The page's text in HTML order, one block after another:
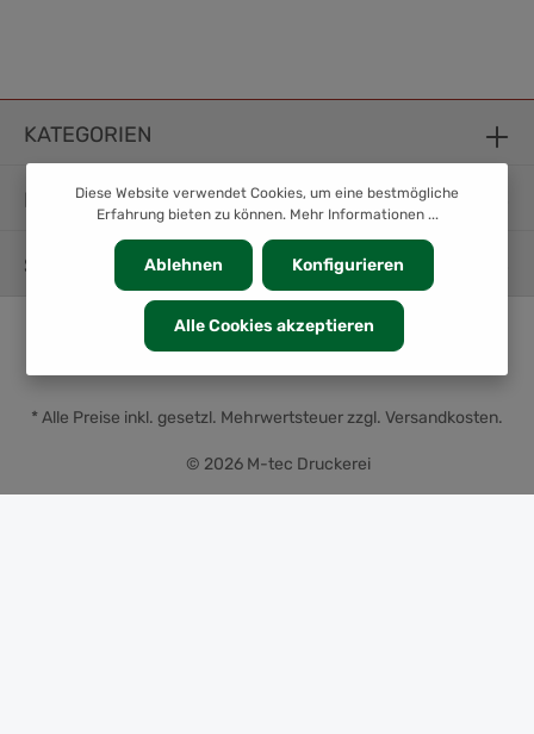
KATEGORIEN
INFORMATION
SERVICE
© 2026 M-tec Druckerei
* Alle Preise inkl. gesetzl. Mehrwertsteuer zzgl. Versandkosten.
Diese Website verwendet Cookies, um eine bestmögliche
Erfahrung bieten zu können. Mehr Informationen ...
Ablehnen Konfigurieren
Alle Cookies akzeptieren